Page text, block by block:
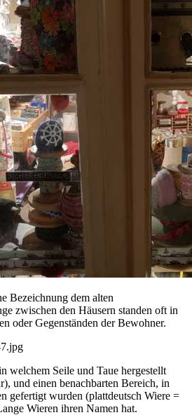
Bezeichnung dem alten
zwischen den Häusern standen oft in
oder Gegenständen der Bewohner.
welchem Seile und Taue hergestellt
und einen benachbarten Bereich, in
gefertigt wurden (plattdeutsch Wiere =
Wieren ihren Namen hat.